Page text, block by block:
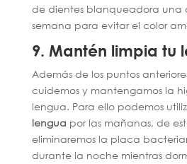
de dientes blanqueadora una
semana para evitar el color
9. Mantén limpia tu
Además de los puntos
cuidemos y mantengamos la
lengua. Para ello podemos
lengua por las mañanas, de
eliminaremos la placa
durante la noche mientras